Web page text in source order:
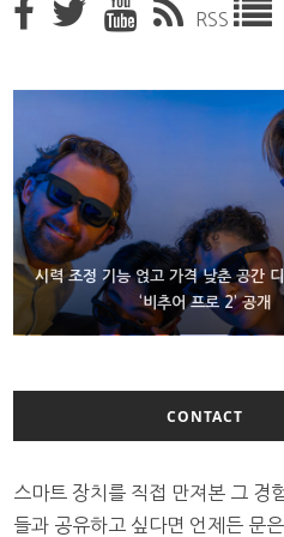
RSS
시력 조정 기능 얹고 가격 낮춘 공간
‘비추어 프로 2’ 공개
D램 부족에 10억달러어치 아이폰18
대기 중
300~400달러 반지형 스피커 준비
CONTACT
스마트 장치를 직접 만져본 그 경
들과 공유하고 싶다면 언제든 문